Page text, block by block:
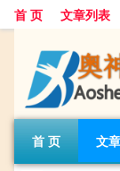
首 页 文章列表
首 页 文